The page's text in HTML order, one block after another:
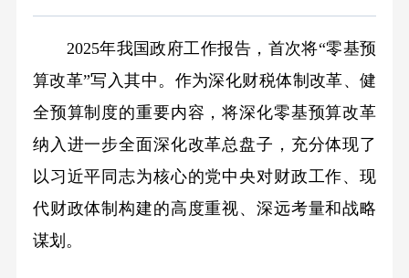
2025年我国政府工作报告，首次将“零基预
算改革”写入其中。作为深化财税体制改革、健
全预算制度的重要内容，将深化零基预算改革
纳入进一步全面深化改革总盘子，充分体现了
以习近平同志为核心的党中央对财政工作、现
代财政体制构建的高度重视、深远考量和战略
谋划。